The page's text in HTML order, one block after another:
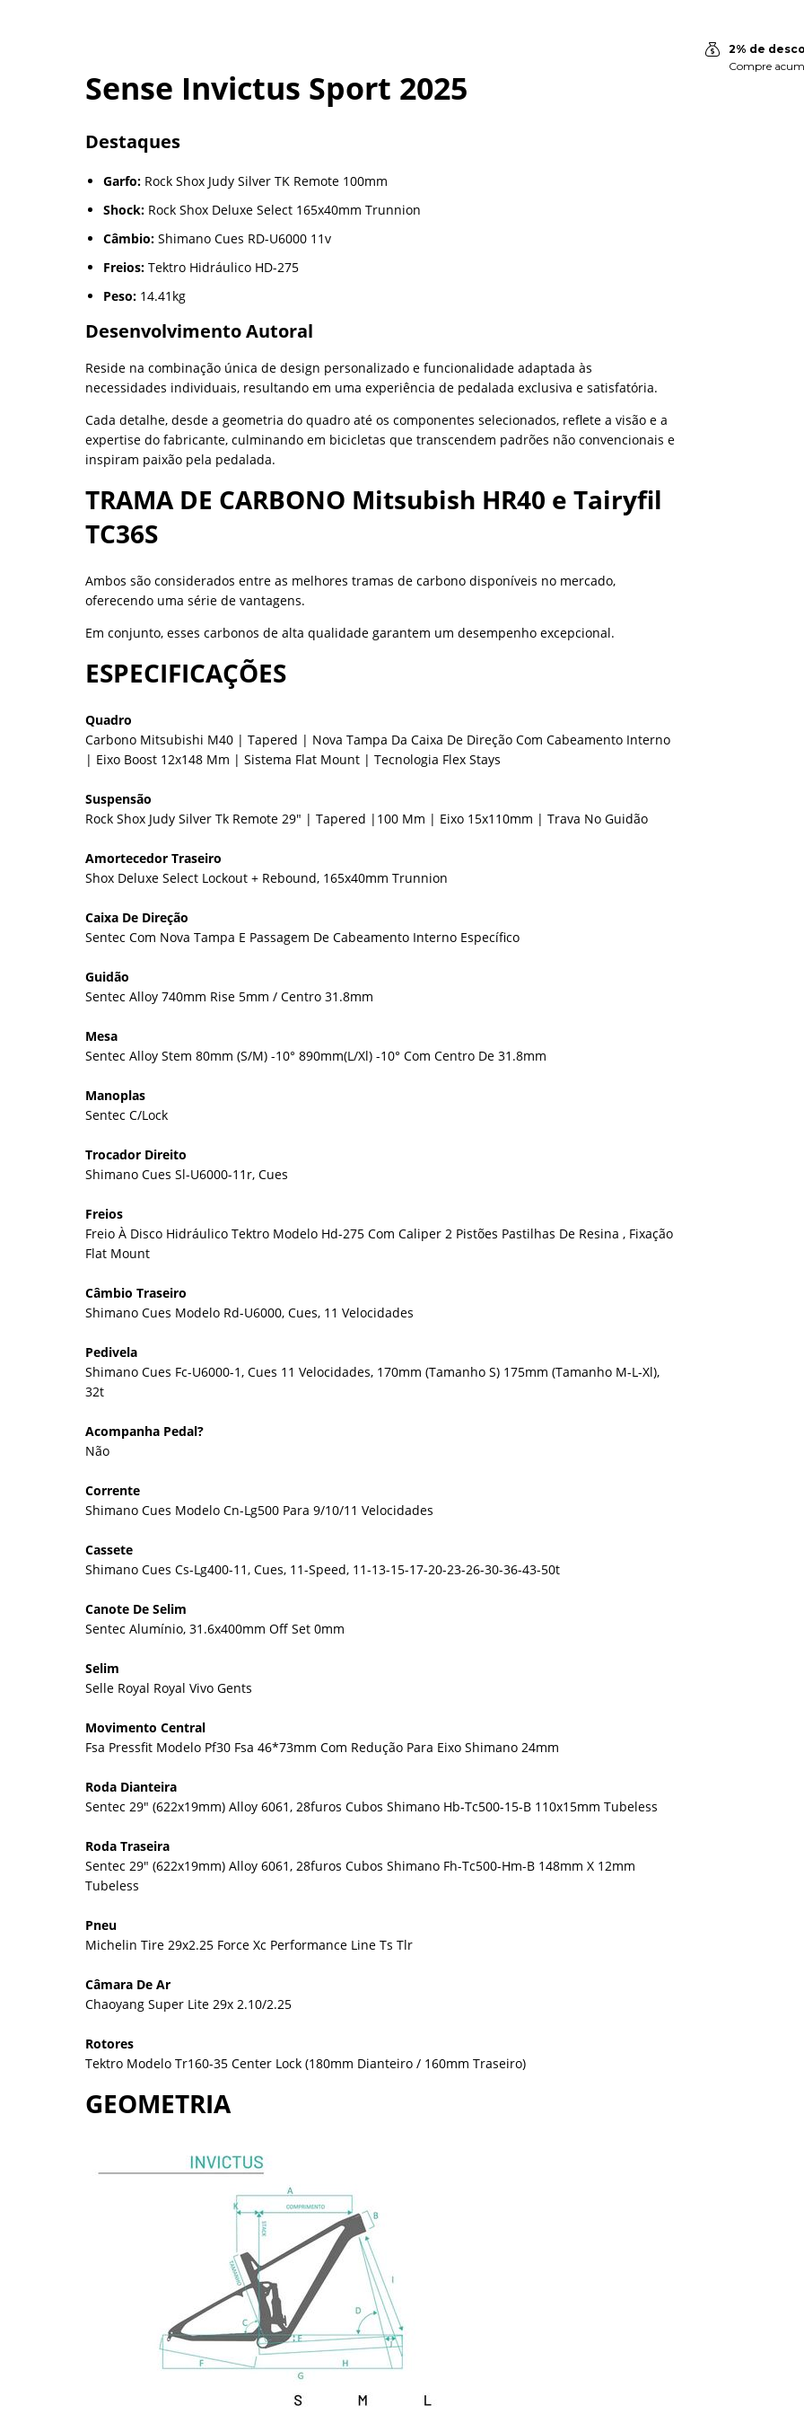
Sense Invictus Sport 2025
Destaques
Garfo: Rock Shox Judy Silver TK Remote 100mm
Shock: Rock Shox Deluxe Select 165x40mm Trunnion
Câmbio: Shimano Cues RD-U6000 11v
Freios:Tektro Hidráulico HD-275
Peso: 14.41kg
Desenvolvimento Autoral
Reside na combinação única de design personalizado e funcionalidade adaptada às
necessidades individuais, resultando em uma experiência de pedalada exclusiva e satisfatória.
Cada detalhe, desde a geometria do quadro até os componentes selecionados, reflete a visão e a
expertise do fabricante, culminando em bicicletas que transcendem padrões não convencionais e
inspiram paixão pela pedalada.
TRAMA DE CARBONO Mitsubish HR40 e Tairyfil
TC36S
Ambos são considerados entre as melhores tramas de carbono disponíveis no mercado,
oferecendo uma série de vantagens.
Em conjunto, esses carbonos de alta qualidade garantem um desempenho excepcional.
ESPECIFICAÇÕES
Quadro
Carbono Mitsubishi M40 | Tapered | Nova Tampa Da Caixa De Direção Com Cabeamento Interno
| Eixo Boost 12x148 Mm | Sistema Flat Mount | Tecnologia Flex Stays
Suspensão
Rock Shox Judy Silver Tk Remote 29" | Tapered |100 Mm | Eixo 15x110mm | Trava No Guidão
Amortecedor Traseiro
Shox Deluxe Select Lockout + Rebound, 165x40mm Trunnion
Caixa De Direção
Sentec Com Nova Tampa E Passagem De Cabeamento Interno Específico
Guidão
Sentec Alloy 740mm Rise 5mm / Centro 31.8mm
Mesa
Sentec Alloy Stem 80mm (S/M) -10° 890mm(L/Xl) -10° Com Centro De 31.8mm
Manoplas
Sentec C/Lock
Trocador Direito
Shimano Cues Sl-U6000-11r, Cues
Freios
Freio À Disco Hidráulico Tektro Modelo Hd-275 Com Caliper 2 Pistões Pastilhas De Resina , Fixação
Flat Mount
Câmbio Traseiro
Shimano Cues Modelo Rd-U6000, Cues, 11 Velocidades
Pedivela
Shimano Cues Fc-U6000-1, Cues 11 Velocidades, 170mm (Tamanho S) 175mm (Tamanho M-L-Xl),
32t
Acompanha Pedal?
Não
Corrente
Shimano Cues Modelo Cn-Lg500 Para 9/10/11 Velocidades
Cassete
Shimano Cues Cs-Lg400-11, Cues, 11-Speed, 11-13-15-17-20-23-26-30-36-43-50t
Canote De Selim
Sentec Alumínio, 31.6x400mm Off Set 0mm
Selim
Selle Royal Royal Vivo Gents
Movimento Central
Fsa Pressfit Modelo Pf30 Fsa 46*73mm Com Redução Para Eixo Shimano 24mm
Roda Dianteira
Sentec 29" (622x19mm) Alloy 6061, 28furos Cubos Shimano Hb-Tc500-15-B 110x15mm Tubeless
Roda Traseira
Sentec 29" (622x19mm) Alloy 6061, 28furos Cubos Shimano Fh-Tc500-Hm-B 148mm X 12mm
Tubeless
Pneu
Michelin Tire 29x2.25 Force Xc Performance Line Ts Tlr
Câmara De Ar
Chaoyang Super Lite 29x 2.10/2.25
Rotores
Tektro Modelo Tr160-35 Center Lock (180mm Dianteiro / 160mm Traseiro)
GEOMETRIA
2% de
Compre